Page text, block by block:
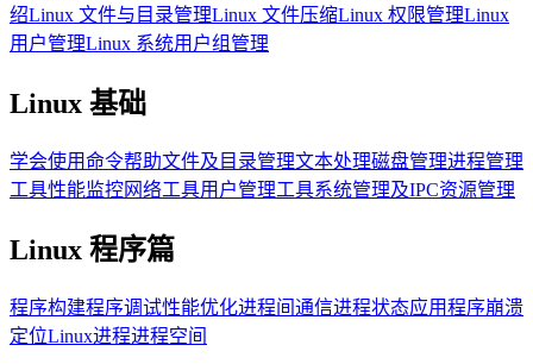
绍Linux 文件与目录管理Linux 文件压缩Linux 权限管理Linux
用户管理Linux 系统用户组管理
Linux 基础
学会使用命令帮助文件及目录管理文本处理磁盘管理进程管理
工具性能监控网络工具用户管理工具系统管理及IPC资源管理
Linux 程序篇
程序构建程序调试性能优化进程间通信进程状态应用程序崩溃
定位Linux进程进程空间